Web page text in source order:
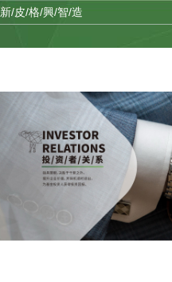
新/皮/格/興/智/造